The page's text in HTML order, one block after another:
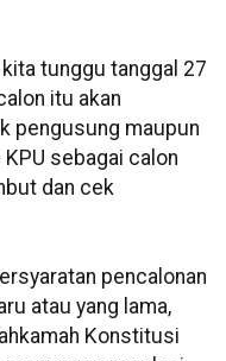
tunggu tanggal 27
itu akan
pengusung maupun
sebagai calon
dan cek
pencalonan
atau yang lama,
Konstitusi